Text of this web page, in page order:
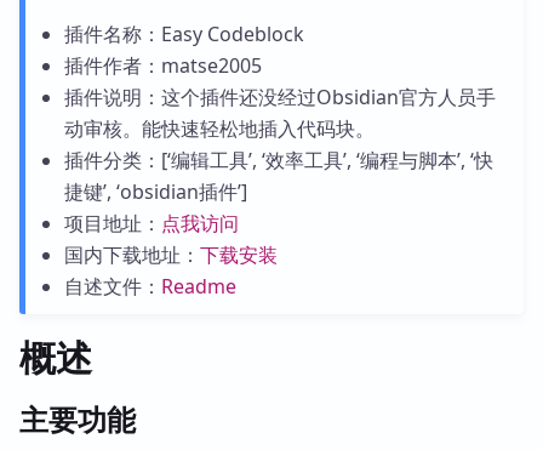
插件名称：Easy Codeblock
插件作者：matse2005
插件说明：这个插件还没经过Obsidian官方人员手
动审核。能快速轻松地插入代码块。
插件分类：[‘编辑工具’, ‘效率工具’, ‘编程与脚本’, ‘快
捷键’, ‘obsidian插件’]
项目地址： 点我访问
国内下载地址： 下载安装
自述文件： Readme
概述
主要功能